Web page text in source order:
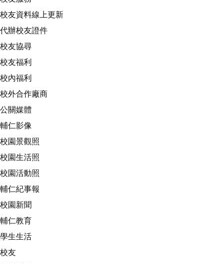
校友資料線上更新
代辦校友證件
校友協尋
校友福利
校內福利
校外合作廠商
公關媒體
輔仁影像
校園景觀照
校園生活照
校園活動照
輔仁紀事報
校園新聞
輔仁教育
學生生活
校友